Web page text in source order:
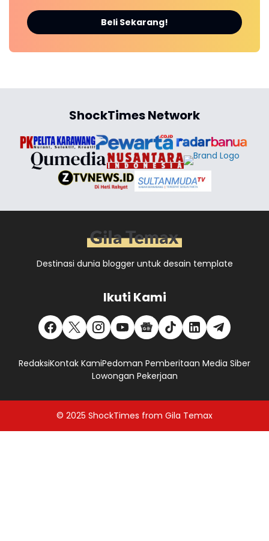
Beli Sekarang!
ShockTimes Network
Destinasi dunia blogger untuk desain template
Ikuti Kami
RedaksiKontak KamiPedoman Pemberitaan Media Siber
Lowongan Pekerjaan
© 2025 ShockTimes from Gila Temax